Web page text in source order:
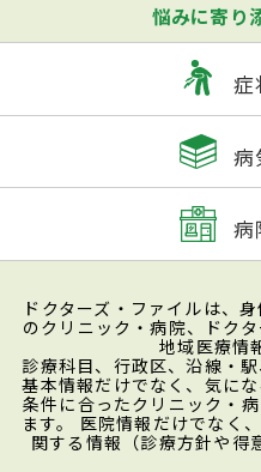
症状
主な症状としては、
ものがある。視力の
因で網膜細胞の機能
る。ただ、視力が低
的には0.5程度まで
黄斑の浮腫が原因で
で見えること）や
さく見えること）を
腫のために、網膜の
い、軽い遠視になる
悩みに寄り
症
病
病
ドクターズ・ファイルは、
のクリニック・病院、ドク
地域医療情
診療科目、行政区、沿線・
基本情報だけでなく、気に
条件に合ったクリニック・
ます。 医院情報だけでなく
関する情報（診療方針や得